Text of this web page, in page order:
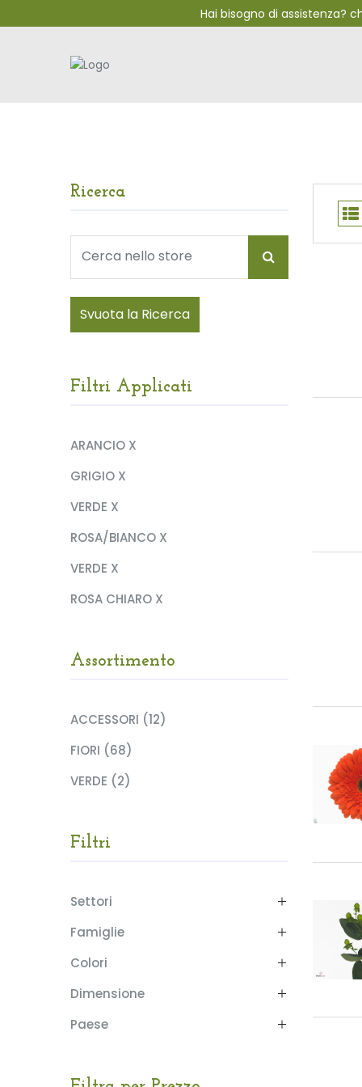
Hai bisogno di assistenza?
Ricerca
Svuota la Ricerca
Filtri Applicati
ARANCIO X
GRIGIO X
VERDE X
ROSA/BIANCO X
VERDE X
ROSA CHIARO X
Assortimento
ACCESSORI (12)
FIORI (68)
VERDE (2)
Filtri
Settori
Famiglie
Colori
Dimensione
Paese